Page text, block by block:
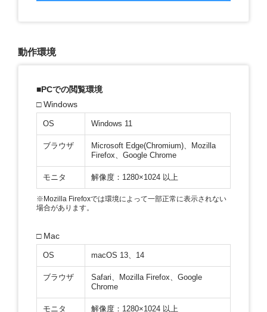
動作環境
■PCでの閲覧環境
□ Windows
OS Windows 11
ブラウザ
Microsoft Edge(Chromium)、Mozilla
Firefox、Google Chrome
モニタ 解像度：1280×1024 以上
※Mozilla Firefoxでは環境によって一部正常に表示されない
場合があります。
□ Mac
OS macOS 13、14
ブラウザ
Safari、Mozilla Firefox、Google
Chrome
モニタ 解像度：1280×1024 以上